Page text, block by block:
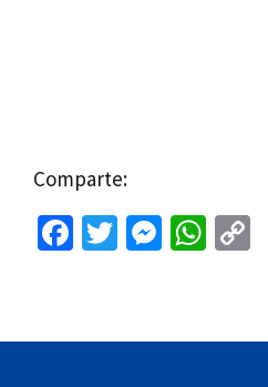
Comparte:
Fa
o
T
er
M
n
W
sA y